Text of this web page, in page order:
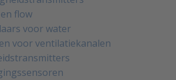
flow
voor water
voor ventilatiekanalen